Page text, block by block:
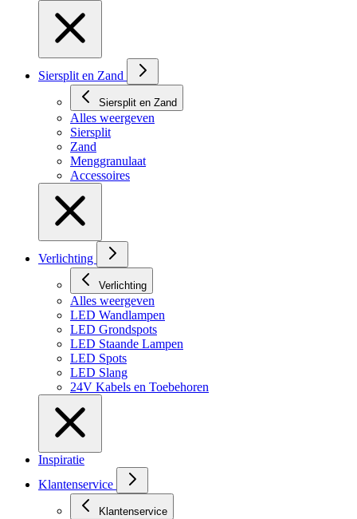
Siersplit en Zand
Siersplit en Zand
Alles weergeven
Siersplit
Zand
Menggranulaat
Accessoires
Verlichting
Verlichting
Alles weergeven
LED Wandlampen
LED Grondspots
LED Staande Lampen
LED Spots
LED Slang
24V Kabels en Toebehoren
Inspiratie
Klantenservice
Klantenservice